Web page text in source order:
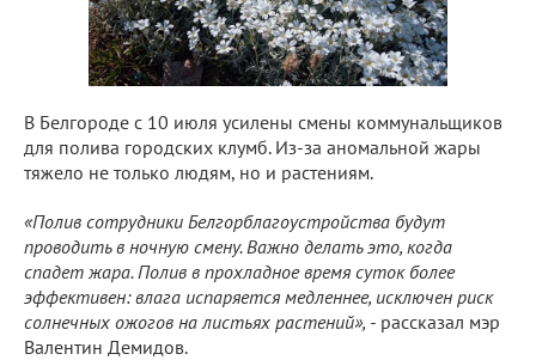
В Белгороде с 10 июля усилены смены коммунальщиков
для полива городских клумб. Из-за аномальной жары
тяжело не только людям, но и растениям.
«Полив сотрудники Белгорблагоустройства будут
проводить в ночную смену. Важно делать это, когда
спадет жара. Полив в прохладное время суток более
эффективен: влага испаряется медленнее, исключен риск
солнечных ожогов на листьях растений», - рассказал мэр
Валентин Демидов.